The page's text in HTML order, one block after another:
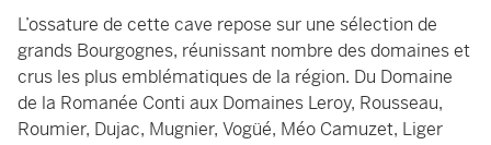
L’ossature de cette cave repose sur une sélection de
grands Bourgognes, réunissant nombre des domaines et
crus les plus emblématiques de la région. Du Domaine
de la Romanée Conti aux Domaines Leroy, Rousseau,
Roumier, Dujac, Mugnier, Vogüé, Méo Camuzet, Liger